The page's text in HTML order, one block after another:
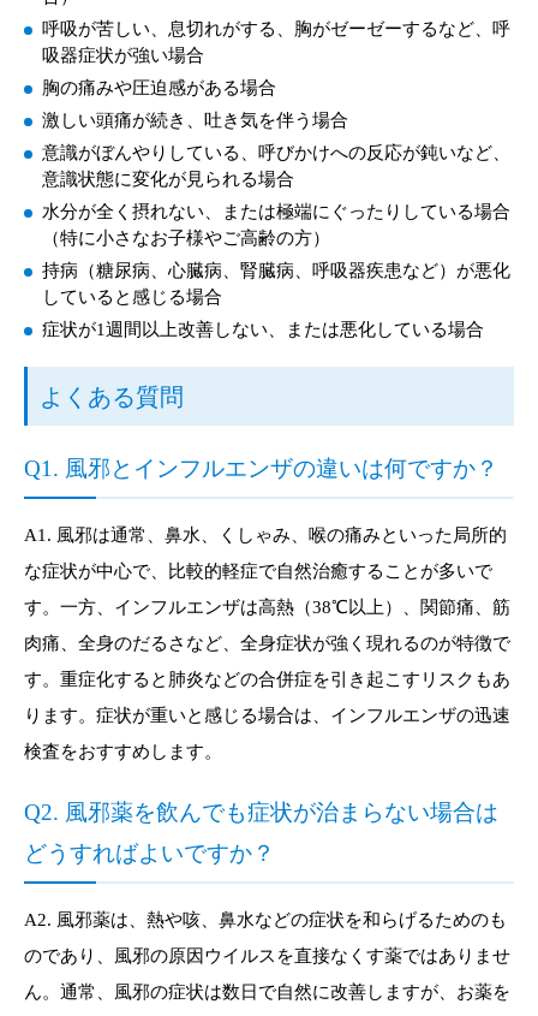
呼吸が苦しい、息切れがする、胸がゼーゼーするなど、呼
吸器症状が強い場合
胸の痛みや圧迫感がある場合
激しい頭痛が続き、吐き気を伴う場合
意識がぼんやりしている、呼びかけへの反応が鈍いなど、
意識状態に変化が見られる場合
水分が全く摂れない、または極端にぐったりしている場合
（特に小さなお子様やご高齢の方）
持病（糖尿病、心臓病、腎臓病、呼吸器疾患など）が悪化
していると感じる場合
症状が1週間以上改善しない、または悪化している場合
よくある質問
Q1. 風邪とインフルエンザの違いは何ですか？
A1. 風邪は通常、鼻水、くしゃみ、喉の痛みといった局所的
な症状が中心で、比較的軽症で自然治癒することが多いで
す。一方、インフルエンザは高熱（38℃以上）、関節痛、筋
肉痛、全身のだるさなど、全身症状が強く現れるのが特徴で
す。重症化すると肺炎などの合併症を引き起こすリスクもあ
ります。症状が重いと感じる場合は、インフルエンザの迅速
検査をおすすめします。
Q2. 風邪薬を飲んでも症状が治まらない場合は
どうすればよいですか？
A2. 風邪薬は、熱や咳、鼻水などの症状を和らげるためのも
のであり、風邪の原因ウイルスを直接なくす薬ではありませ
ん。通常、風邪の症状は数日で自然に改善しますが、お薬を